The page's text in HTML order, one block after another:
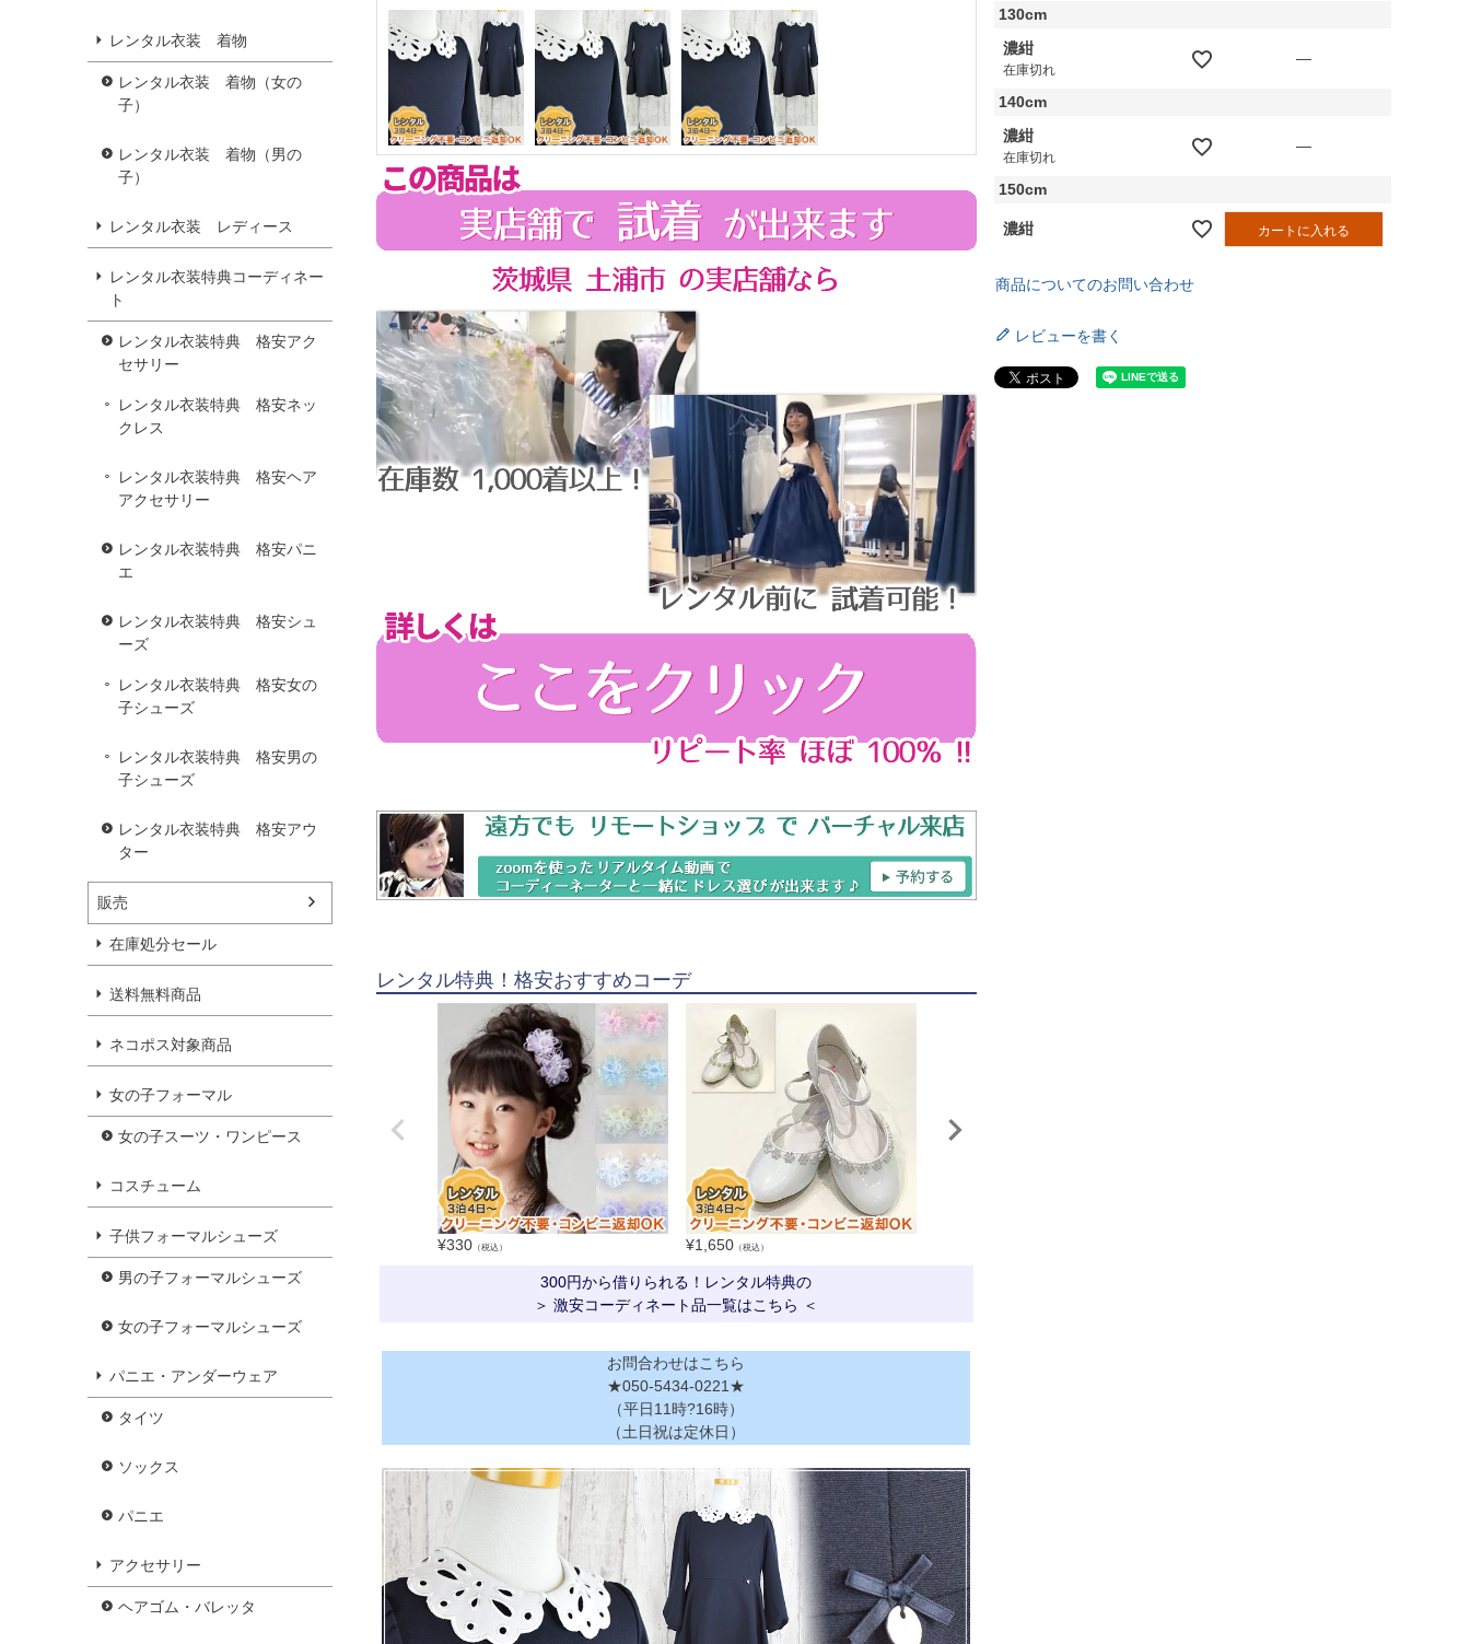
レンタル衣装 着物
レンタル衣装 着物（女の
子）
レンタル衣装 着物（男の
子）
レンタル衣装 レディース
レンタル衣装特典コーディネー
ト
レンタル衣装特典 格安アク
セサリー
レンタル衣装特典 格安ネッ
クレス
レンタル衣装特典 格安ヘア
アクセサリー
レンタル衣装特典 格安パニ
エ
レンタル衣装特典 格安シュ
ーズ
レンタル衣装特典 格安女の
子シューズ
レンタル衣装特典 格安男の
子シューズ
レンタル衣装特典 格安アウ
ター
販売
在庫処分セール
送料無料商品
ネコポス対象商品
女の子フォーマル
女の子スーツ・ワンピース
コスチューム
子供フォーマルシューズ
男の子フォーマルシューズ
女の子フォーマルシューズ
パニエ・アンダーウェア
タイツ
ソックス
パニエ
アクセサリー
ヘアゴム・バレッタ
レンタル特典！格安おすすめコーデ
¥330 （税込） ¥1,650 （税込）
300円から借りられる！レンタル特典の
＞ 激安コーディネート品一覧はこちら ＜
お問合わせはこちら
★050-5434-0221★
（平日11時?16時）
（土日祝は定休日）
130cm
濃紺
在庫切れ
—
140cm
濃紺
在庫切れ
—
150cm
濃紺 カートに入れる
商品についてのお問い合わせ
レビューを書く